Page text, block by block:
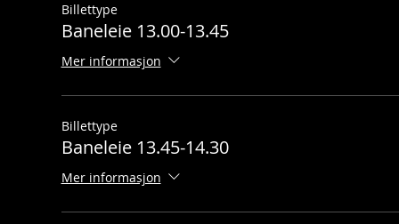
Billettype
Baneleie 13.00-13.45
Mer informasjon
Billettype
Baneleie 13.45-14.30
Mer informasjon